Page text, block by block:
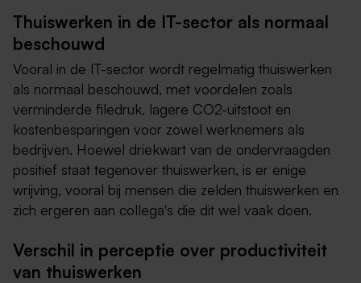
Thuiswerken in de IT-sector als normaal
beschouwd
Vooral in de IT-sector wordt regelmatig thuiswerken
als normaal beschouwd, met voordelen zoals
verminderde filedruk, lagere CO2-uitstoot en
kostenbesparingen voor zowel werknemers als
bedrijven. Hoewel driekwart van de ondervraagden
positief staat tegenover thuiswerken, is er enige
wrijving, vooral bij mensen die zelden thuiswerken en
zich ergeren aan collega's die dit wel vaak doen.
Verschil in perceptie over productiviteit
van thuiswerken